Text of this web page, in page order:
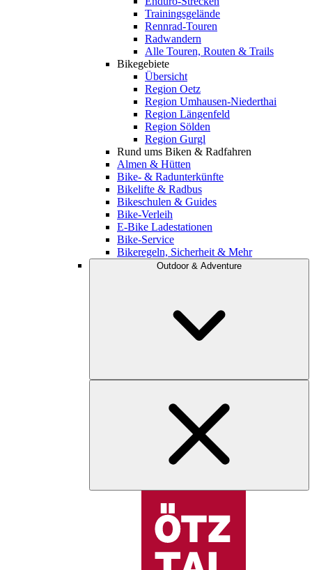
Trainingsgelände
Rennrad-Touren
Radwandern
Alle Touren, Routen & Trails
Bikegebiete
Übersicht
Region Oetz
Region Umhausen-Niederthai
Region Längenfeld
Region Sölden
Region Gurgl
Rund ums Biken & Radfahren
Almen & Hütten
Bike- & Radunterkünfte
Bikelifte & Radbus
Bikeschulen & Guides
Bike-Verleih
E-Bike Ladestationen
Bike-Service
Bikeregeln, Sicherheit & Mehr
Outdoor & Adventure